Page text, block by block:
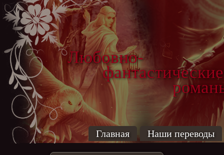
Любовно-
фантастические
Главная Наши переводы